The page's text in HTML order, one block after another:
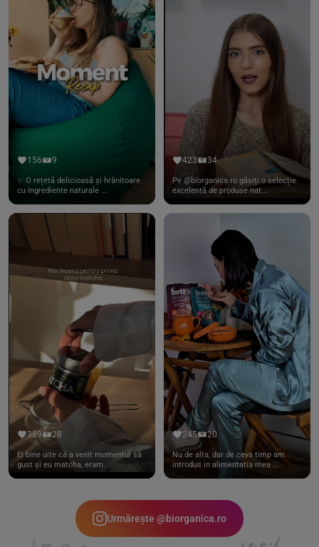
156 9
✨ O rețetă delicioasă și hrănitoare
cu ingrediente naturale ...
423 34
Pe @biorganica.ro găsiți o selecție
excelentă de produse nat...
389 28
Ei bine uite că a venit momentul să
gust și eu matcha, eram ...
245 20
Nu de alta, dar de ceva timp am
introdus in alimentatia mea ...
Urmărește @biorganica.ro